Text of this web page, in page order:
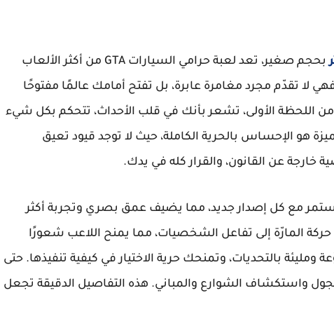
بحجم صغير، تعد لعبة حرامي السيارات GTA من أكثر الألعاب
لا تقدّم مجرد مغامرة عابرة، بل تفتح أمامك عالمًا مفتوحًا
من اللحظة الأولى، تشعر بأنك في قلب الأحداث، تتحكم بكل شيء
هو الإحساس بالحرية الكاملة، حيث لا توجد قيود تعيق
خارجة عن القانون، والقرار كله في يدك.
مع كل إصدار جديد، مما يضيف عمق بصري وتجربة أكثر
حركة المارّة إلى تفاعل الشخصيات، مما يمنح اللاعب شعورًا
بالتحديات، وتمنحك حرية الاختيار في كيفية تنفيذها. حتى
واستكشاف الشوارع والمباني. هذه التفاصيل الدقيقة تجعل